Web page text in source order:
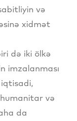
və
xidmət
də iki ölkə
imzalanması
və
da